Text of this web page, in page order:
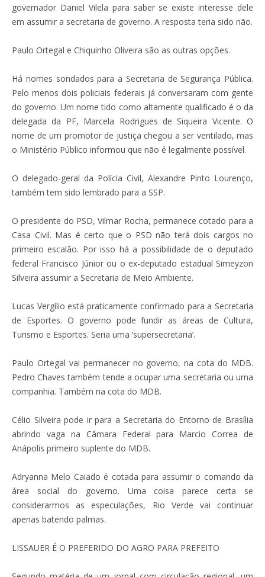
governador Daniel Vilela para saber se existe interesse dele
em assumir a secretaria de governo. A resposta teria sido não.
Paulo Ortegal e Chiquinho Oliveira são as outras opções.
Há nomes sondados para a Secretaria de Segurança Pública.
Pelo menos dois policiais federais já conversaram com gente
do governo. Um nome tido como altamente qualificado é o da
delegada da PF, Marcela Rodrigues de Siqueira Vicente. O
nome de um promotor de justiça chegou a ser ventilado, mas
o Ministério Público informou que não é legalmente possível.
O delegado-geral da Polícia Civil, Alexandre Pinto Lourenço,
também tem sido lembrado para a SSP.
O presidente do PSD, Vilmar Rocha, permanece cotado para a
Casa Civil. Mas é certo que o PSD não terá dois cargos no
primeiro escalão. Por isso há a possibilidade de o deputado
federal Francisco Júnior ou o ex-deputado estadual Simeyzon
Silveira assumir a Secretaria de Meio Ambiente.
Lucas Vergílio está praticamente confirmado para a Secretaria
de Esportes. O governo pode fundir as áreas de Cultura,
Turismo e Esportes. Seria uma ‘supersecretaria’.
Paulo Ortegal vai permanecer no governo, na cota do MDB.
Pedro Chaves também tende a ocupar uma secretaria ou uma
companhia. Também na cota do MDB.
Célio Silveira pode ir para a Secretaria do Entorno de Brasília
abrindo vaga na Câmara Federal para Marcio Correa de
Anápolis primeiro suplente do MDB.
Adryanna Melo Caiado é cotada para assumir o comando da
área social do governo. Uma coisa parece certa se
considerarmos as especulações, Rio Verde vai continuar
apenas batendo palmas.
LISSAUER É O PREFERIDO DO AGRO PARA PREFEITO